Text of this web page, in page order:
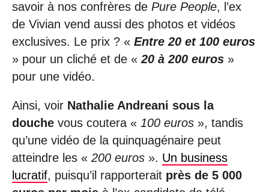
savoir à nos confrères de Pure People, l’ex
de Vivian vend aussi des photos et vidéos
exclusives. Le prix ? « Entre 20 et 100 euros
» pour un cliché et de « 20 à 200 euros »
pour une vidéo.
Ainsi, voir Nathalie Andreani sous la
douche vous coutera « 100 euros », tandis
qu’une vidéo de la quinquagénaire peut
atteindre les « 200 euros ». Un business
lucratif, puisqu’il rapporterait près de 5 000